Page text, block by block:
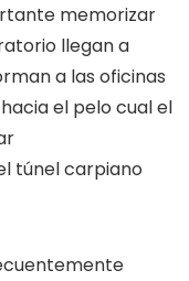
memorizar
llegan a
a las oficinas
el pelo cual el
túnel carpiano